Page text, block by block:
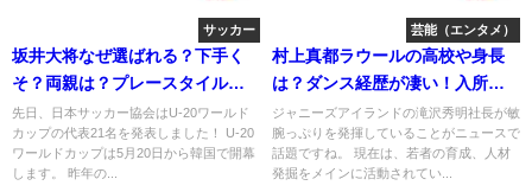
サッカー
坂井大将なぜ選ばれる？下手く
そ？両親は？プレースタイル
は？
先日、日本サッカー協会はU-20ワールド
カップの代表21名を発表しました！ U-20
ワールドカップは5月20日から韓国で開幕
します。 昨年の...
芸能（エンタメ）
村上真都ラウールの高校や身長
は？ダンス経歴が凄い！入所日
は？
ジャニーズアイランドの滝沢秀明社長が敏
腕っぷりを発揮していることがニュースで
話題ですね。 現在は、若者の育成、人材
発掘をメインに活動されてい...